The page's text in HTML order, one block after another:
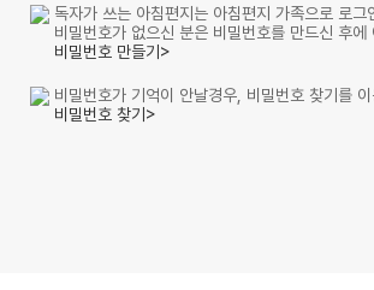
독자가 쓰는 아침편지는 아침편지 가족으로 로그
비밀번호가 없으신 분은 비밀번호를 만드신 후에
비밀번호 만들기>
비밀번호가 기억이 안날경우, 비밀번호 찾기를
비밀번호 찾기>